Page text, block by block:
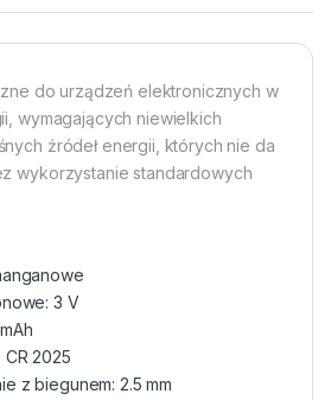
do urządzeń elektronicznych w
wymagających niewielkich
źródeł energii, których nie da
wykorzystanie standardowych
3 V
CR 2025
z biegunem: 2.5 mm